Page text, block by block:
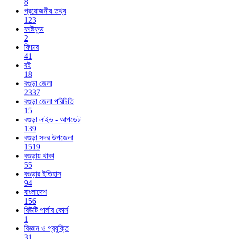
8
প্রয়োজনীয় তথ্য
123
ফাষ্টফুড
2
ফিচার
41
বই
18
বগুড়া জেলা
2337
বগুড়া জেলা পরিচিতি
15
বগুড়া লাইভ - আপডেট
139
বগুড়া সদর উপজেলা
1519
বগুড়ায় থাকা
55
বগুড়ার ইতিহাস
94
বাংলাদেশ
156
বিউটি পার্লার কোর্স
1
বিজ্ঞান ও প্রযুক্তি